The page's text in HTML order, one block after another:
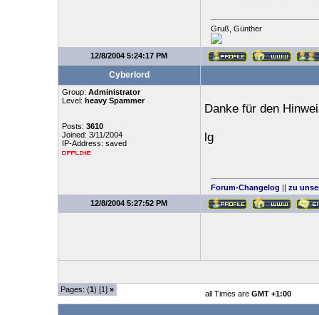
Gruß, Günther
12/8/2004 5:24:17 PM
Cyberlord
Group: Administrator
Level: heavy Spammer
Posts: 3610
Joined: 3/11/2004
IP-Address: saved
Danke für den
lg
Forum-Changelog || zu
12/8/2004 5:27:52 PM
Pages: (1) [1] » all Times are GMT +1:00